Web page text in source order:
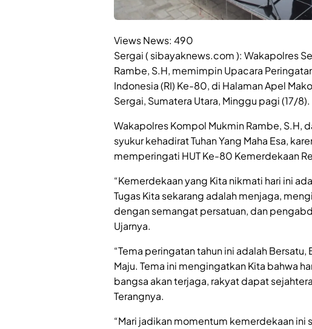
Views News: 490
Sergai ( sibayaknews.com ): Wakapolres
Rambe, S.H, memimpin Upacara
Indonesia (RI) Ke-80, di Halaman Apel
Sergai, Sumatera Utara, Minggu pagi (17/8).
Wakapolres Kompol Mukmin Rambe, S.H,
syukur kehadirat Tuhan Yang Maha Esa,
memperingati HUT Ke-80 Kemerdekaan
“Kemerdekaan yang Kita nikmati hari ini
Tugas Kita sekarang adalah menjaga,
dengan semangat persatuan, dan
Ujarnya.
“Tema peringatan tahun ini adalah
Maju. Tema ini mengingatkan Kita bahwa
bangsa akan terjaga, rakyat dapat
Terangnya.
“Mari jadikan momentum kemerdekaan